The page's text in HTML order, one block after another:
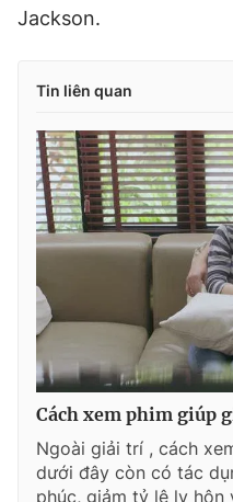
Jackson.
Tin liên quan
Cách xem phim giúp
Ngoài giải trí , cách
dưới đây còn có tác
phúc, giảm tỷ lệ ly